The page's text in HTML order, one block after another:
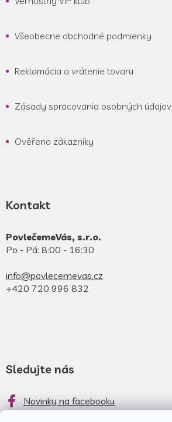
Všeobecne obchodné podmienky
Reklamácia a vrátenie tovaru
Zásady spracovania osobných údajov
Ověřeno zákazníky
Kontakt
PovlečemeVás, s.r.o.
Po - Pá: 8:00 - 16:30
info@povlecemevas.cz
+420 720 996 832
Sledujte nás
Novinky na facebooku